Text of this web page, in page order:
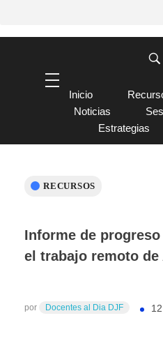
Inicio
Noticias
Estrategias
Informe de
el trabajo remoto de
por Docentes al Dia DJF
RECURSOS